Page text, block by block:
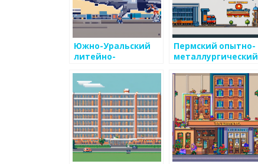
Южно-Уральский
литейно-
Пермский опытно-
металлургический
завод